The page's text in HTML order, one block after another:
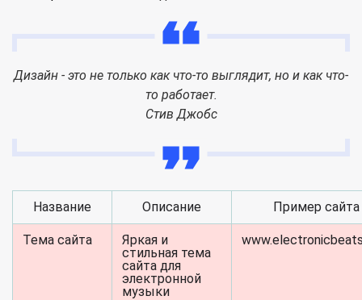
Дизайн - это не только как что-то выглядит, но и как что-
то работает.
Стив Джобс
Название Описание Пример сайта
Тема сайта
Яркая и
стильная тема
сайта для
электронной
музыки